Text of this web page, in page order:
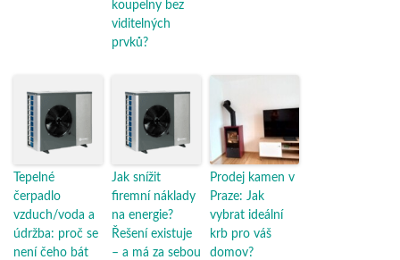
koupelny bez
viditelných
prvků?
Tepelné
čerpadlo
vzduch/voda a
údržba: proč se
není čeho bát
Jak snížit
firemní náklady
na energie?
Řešení existuje
– a má za sebou
Prodej kamen v
Praze: Jak
vybrat ideální
krb pro váš
domov?